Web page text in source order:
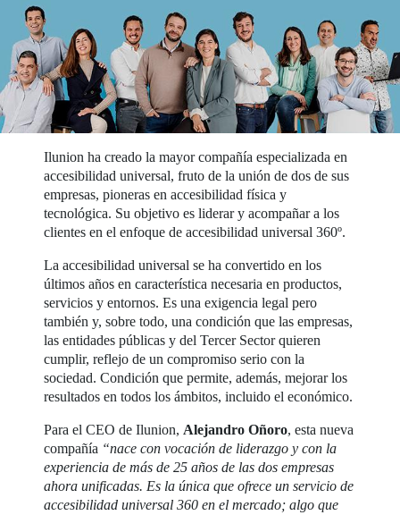
Ilunion ha creado la mayor compañía especializada en
accesibilidad universal, fruto de la unión de dos de sus
empresas, pioneras en accesibilidad física y
tecnológica. Su objetivo es liderar y acompañar a los
clientes en el enfoque de accesibilidad universal 360º.
La accesibilidad universal se ha convertido en los
últimos años en característica necesaria en productos,
servicios y entornos. Es una exigencia legal pero
también y, sobre todo, una condición que las empresas,
las entidades públicas y del Tercer Sector quieren
cumplir, reflejo de un compromiso serio con la
sociedad. Condición que permite, además, mejorar los
resultados en todos los ámbitos, incluido el económico.
Para el CEO de Ilunion, Alejandro Oñoro, esta nueva
compañía “nace con vocación de liderazgo y con la
experiencia de más de 25 años de las dos empresas
ahora unificadas. Es la única que ofrece un servicio de
accesibilidad universal 360 en el mercado; algo que